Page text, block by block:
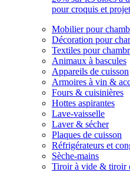
pour croquis et
Mobilier pour
Décoration pour
Textiles pour
Animaux à bascules
Appareils de cuisson
Armoires à vin &
Fours & cuisinières
Hottes aspirantes
Lave-vaisselle
Laver & sécher
Plaques de cuisson
Réfrigérateurs et
Sèche-mains
Tiroir à vide & tiroir